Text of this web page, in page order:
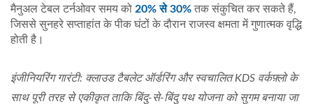
मैनुअल टेबल टर्नओवर समय को 20% से 30% तक संकुचित कर सकते हैं,
जिससे सुनहरे सप्ताहांत के पीक घंटों के दौरान राजस्व क्षमता में गुणात्मक वृद्धि
होती है।
इंजीनियरिंग गारंटी: क्लाउड टैबलेट ऑर्डरिंग और स्वचालित KDS वर्कफ़्लो के
साथ पूरी तरह से एकीकृत ताकि बिंदु-से-बिंदु पथ योजना को सुगम बनाया जा